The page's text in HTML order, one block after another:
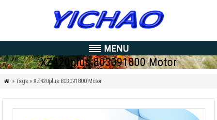
XZ420plus803091800 Motor
 » Tags » XZ420plus 803091800 Motor